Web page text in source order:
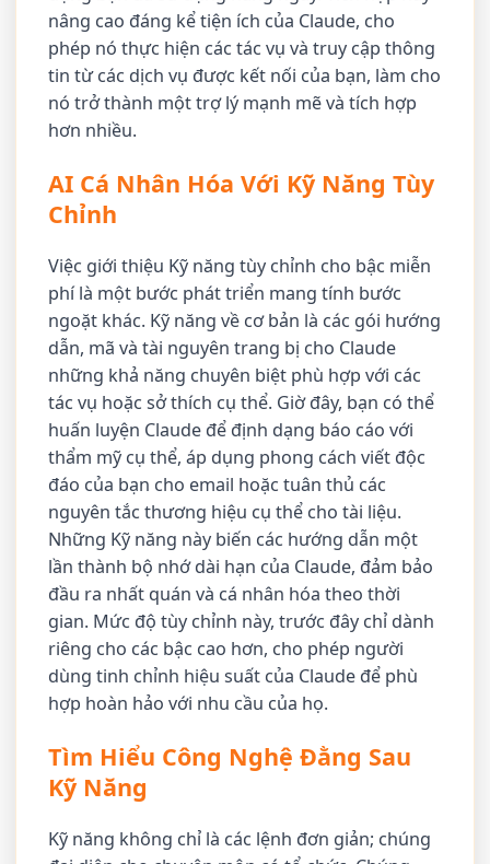
nâng cao đáng kể tiện ích của Claude, cho
phép nó thực hiện các tác vụ và truy cập thông
tin từ các dịch vụ được kết nối của bạn, làm cho
nó trở thành một trợ lý mạnh mẽ và tích hợp
hơn nhiều.
AI Cá Nhân Hóa Với Kỹ Năng Tùy
Chỉnh
Việc giới thiệu Kỹ năng tùy chỉnh cho bậc miễn
phí là một bước phát triển mang tính bước
ngoặt khác. Kỹ năng về cơ bản là các gói hướng
dẫn, mã và tài nguyên trang bị cho Claude
những khả năng chuyên biệt phù hợp với các
tác vụ hoặc sở thích cụ thể. Giờ đây, bạn có thể
huấn luyện Claude để định dạng báo cáo với
thẩm mỹ cụ thể, áp dụng phong cách viết độc
đáo của bạn cho email hoặc tuân thủ các
nguyên tắc thương hiệu cụ thể cho tài liệu.
Những Kỹ năng này biến các hướng dẫn một
lần thành bộ nhớ dài hạn của Claude, đảm bảo
đầu ra nhất quán và cá nhân hóa theo thời
gian. Mức độ tùy chỉnh này, trước đây chỉ dành
riêng cho các bậc cao hơn, cho phép người
dùng tinh chỉnh hiệu suất của Claude để phù
hợp hoàn hảo với nhu cầu của họ.
Tìm Hiểu Công Nghệ Đằng Sau
Kỹ Năng
Kỹ năng không chỉ là các lệnh đơn giản; chúng